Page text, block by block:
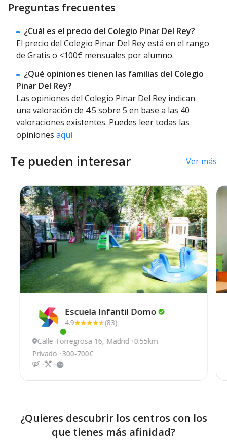
Preguntas frecuentes
¿Cuál es el precio del Colegio Pinar Del Rey?
El precio del Colegio Pinar Del Rey está en el rango
de Gratis o <100€ mensuales por alumno.
¿Qué opiniones tienen las familias del Colegio
Pinar Del Rey?
Las opiniones del Colegio Pinar Del Rey indican
una valoración de 4.5 sobre 5 en base a las 40
valoraciones existentes. Puedes leer todas las
opiniones aquí
Te pueden interesar Ver más
Este centro ha estado online recientemente
Escuela Infantil Domo
4.9
(83)
Calle Torregrosa 16, Madrid 0.55km
Privado 300-700€
¿Quieres descubrir los centros con los
que tienes más afinidad?